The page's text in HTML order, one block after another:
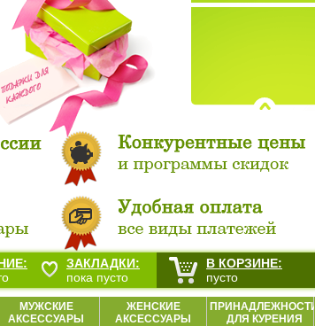
МУЖСКИЕ
АКСЕССУАРЫ
ЖЕНСКИЕ
АКСЕССУАРЫ
ПРИНАДЛЕЖНОСТИ
ДЛЯ КУРЕНИЯ
ЗАКЛАДКИ:
пока пусто
В КОРЗИНЕ:
пусто